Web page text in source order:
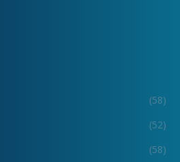
(58)
(52)
(58)